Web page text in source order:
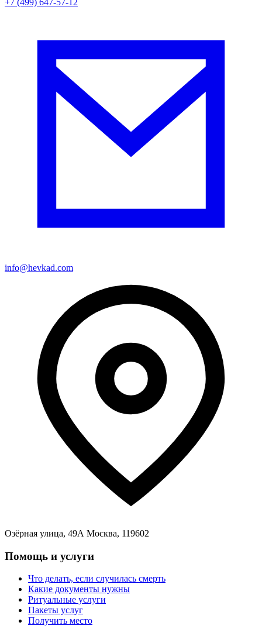
info@hevkad.com
Озёрная улица, 49А Москва, 119602
Помощь и услуги
Что делать, если случилась смерть
Какие документы нужны
Ритуальные услуги
Пакеты услуг
Получить место